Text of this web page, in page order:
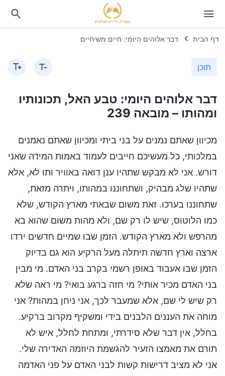
דף הבית דבר אלוהים היומי: חיים משיחיים
תוכן
דבר אלוהים היומי: טבע האל, תכונותיו
ומהותו – מובאה 239
מכיוון שאתם נמנים על בני ביתי ומכיוון שאתם נאמנים
במלכותי, כל מעשיכם חייבים לעמוד באמות המידה שאני
דורש. אני לא מבקש שתהיו ענן דואה באוויר ותו לא, אלא
שתהיו שלג מבהיק, ושתחוננו במהותו, ויתרה מזאת,
שתחוננו בערכו. זאת משום שבאתי מארץ הקודש, שלא
כמו הלוטוס, שיש לו רק שם, ולא מהות משום שהוא בא
מהרפש ולא מארץ הקודש. הזמן שבו שמיים חדשים ירדו
ארצה וארץ חדשה תיתלה מעל הרקיע הוא גם בדיוק
הזמן שבו אעבוד באופן רשמי בקרב בני האדם. מי מבין
בני האדם מכיר אותי? מי חזה ברגע בואי? מי ראה שלא
רק שיש לי שם, אלא שמעבר לכך, אני ניחן במהות? אני
מוחה את העננים הלבנים בידי ומשקיף מקרוב ברקיע.
בחלל, אין דבר שלא סידרתי, ומתחת לחלל, איש לא
תורם את מאמצו הזעיר להגשמת היוזמה האדירה שלי.
אני לא מציב דרישות קשות לבני האדם על פני האדמה